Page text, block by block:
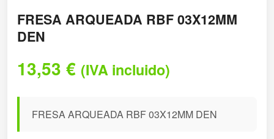
FRESA ARQUEADA RBF 03X12MM
DEN
13,53 € (IVA incluido)
FRESA ARQUEADA RBF 03X12MM DEN